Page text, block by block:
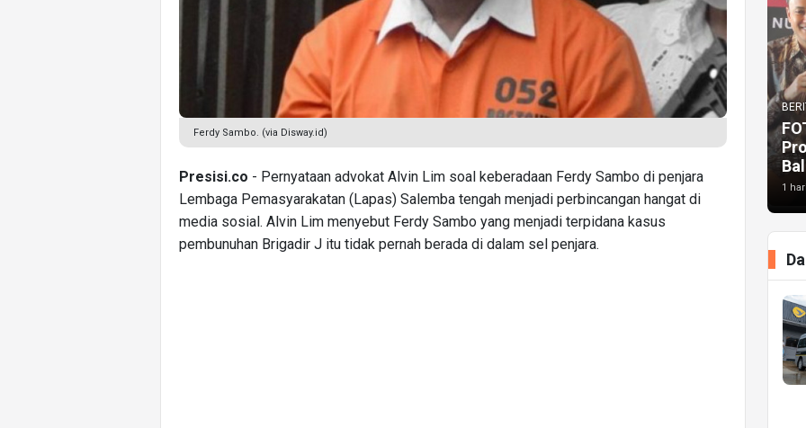
Ferdy Sambo. (via Disway.id)
Presisi.co - Pernyataan advokat Alvin Lim soal keberadaan Ferdy Sambo di penjara
Lembaga Pemasyarakatan (Lapas) Salemba tengah menjadi perbincangan hangat di
media sosial. Alvin Lim menyebut Ferdy Sambo yang menjadi terpidana kasus
pembunuhan Brigadir J itu tidak pernah berada di dalam sel penjara.
1